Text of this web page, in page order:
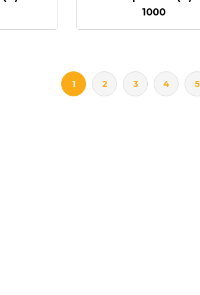
1000
1 2 3 4 5